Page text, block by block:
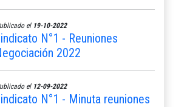
el 19-10-2022
N°1 - Reuniones
2022
el 12-09-2022
N°1 - Minuta reuniones